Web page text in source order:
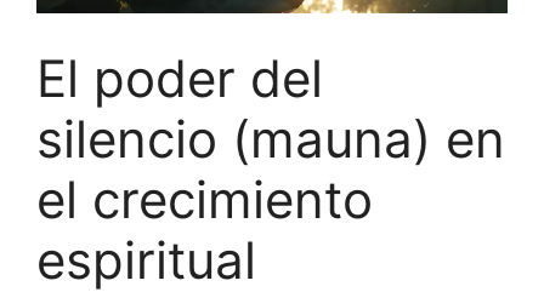
El poder del
silencio (mauna) en
el crecimiento
espiritual